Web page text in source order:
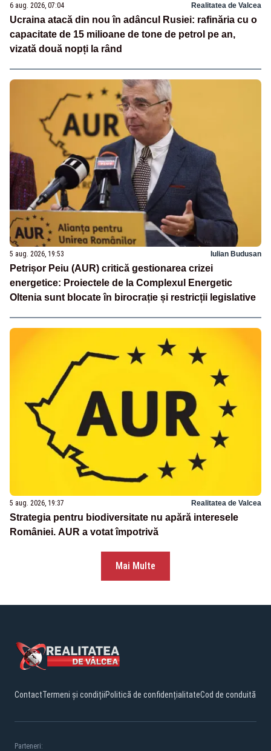
6 aug. 2026, 07:04 Realitatea de Valcea
Ucraina atacă din nou în adâncul Rusiei: rafinăria cu o
capacitate de 15 milioane de tone de petrol pe an,
vizată două nopți la rând
5 aug. 2026, 19:53 Iulian Budusan
Petrișor Peiu (AUR) critică gestionarea crizei
energetice: Proiectele de la Complexul Energetic
Oltenia sunt blocate în birocrație și restricții legislative
5 aug. 2026, 19:37 Realitatea de Valcea
Strategia pentru biodiversitate nu apără interesele
României. AUR a votat împotrivă
Mai Multe
ContactTermeni și condițiiPolitică de confidențialitateCod de conduită
Parteneri: